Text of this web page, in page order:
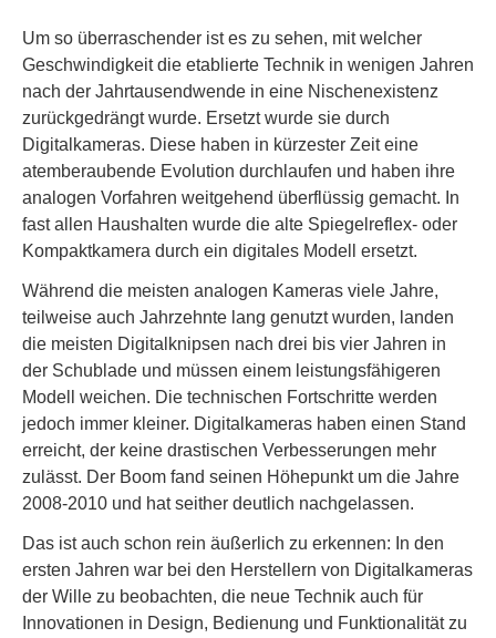
Um so überraschender ist es zu sehen, mit welcher
Geschwindigkeit die etablierte Technik in wenigen Jahren
nach der Jahrtausendwende in eine Nischenexistenz
zurückgedrängt wurde. Ersetzt wurde sie durch
Digitalkameras. Diese haben in kürzester Zeit eine
atemberaubende Evolution durchlaufen und haben ihre
analogen Vorfahren weitgehend überflüssig gemacht. In
fast allen Haushalten wurde die alte Spiegelreflex- oder
Kompaktkamera durch ein digitales Modell ersetzt.
Während die meisten analogen Kameras viele Jahre,
teilweise auch Jahrzehnte lang genutzt wurden, landen
die meisten Digitalknipsen nach drei bis vier Jahren in
der Schublade und müssen einem leistungsfähigeren
Modell weichen. Die technischen Fortschritte werden
jedoch immer kleiner. Digitalkameras haben einen Stand
erreicht, der keine drastischen Verbesserungen mehr
zulässt. Der Boom fand seinen Höhepunkt um die Jahre
2008-2010 und hat seither deutlich nachgelassen.
Das ist auch schon rein äußerlich zu erkennen: In den
ersten Jahren war bei den Herstellern von Digitalkameras
der Wille zu beobachten, die neue Technik auch für
Innovationen in Design, Bedienung und Funktionalität zu